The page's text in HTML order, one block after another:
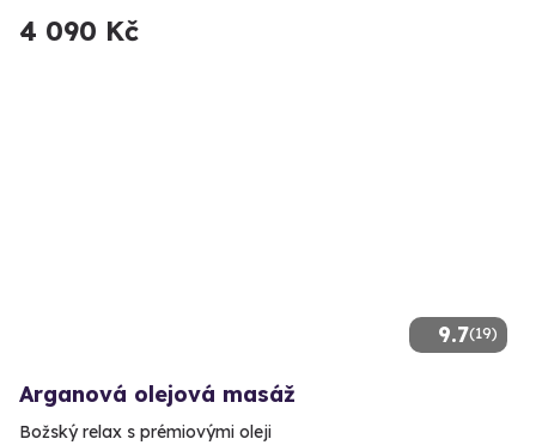
4 090 Kč
9.7(19)
Arganová olejová masáž
Božský relax s prémiovými oleji